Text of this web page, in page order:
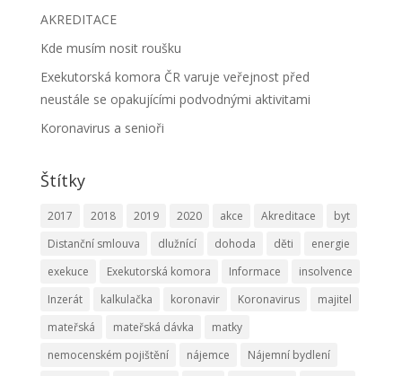
AKREDITACE
Kde musím nosit roušku
Exekutorská komora ČR varuje veřejnost před
neustále se opakujícími podvodnými aktivitami
Koronavirus a senioři
Štítky
2017 2018 2019 2020 akce Akreditace
byt
Distanční smlouva
dlužnící dohoda děti
energie
exekuce
Exekutorská komora Informace
insolvence
Inzerát
kalkulačka koronavir Koronavirus
majitel
mateřská
mateřská dávka
matky
nemocenském pojištění
nájemce
Nájemní bydlení